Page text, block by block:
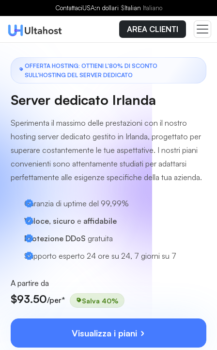
ContattaciUSA:n dollari $Italian Italiano
AREA CLIENTI
OFFERTA HOSTING: OTTIENI L'80% DI SCONTO
SULL'HOSTING DEL SERVER DEDICATO
Server dedicato Irlanda
Sperimenta il massimo delle prestazioni con il nostro
hosting server dedicato gestito in Irlanda, progettato per
superare costantemente le tue aspettative. I nostri piani
convenienti sono attentamente studiati per adattarsi
perfettamente alle esigenze specifiche della tua azienda.
Garanzia di uptime del 99,99%
Veloce, sicuro e affidabile
Protezione DDoS gratuita
Supporto esperto 24 ore su 24, 7 giorni su 7
A partire da
$93.50/per* Salva 40%
Visualizza i piani